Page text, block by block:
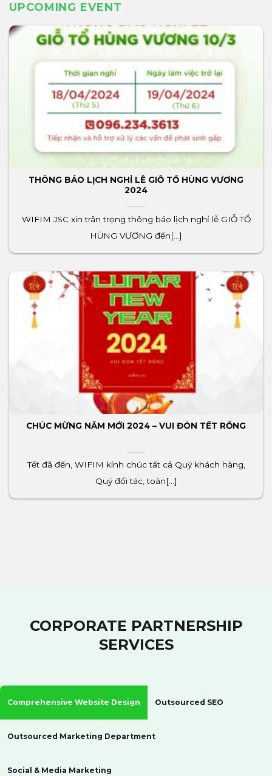
UPCOMING EVENT
THÔNG BÁO LỊCH NGHỈ LỄ GIỖ TỔ HÙNG VƯƠNG
2024
WIFIM JSC xin trân trọng thông báo lịch nghỉ lễ GIỖ TỔ
HÙNG VƯƠNG đến[...]
CHÚC MỪNG NĂM MỚI 2024 – VUI ĐÓN TẾT RỒNG
Tết đã đến, WIFIM kính chúc tất cả Quý khách hàng,
Quý đối tác, toàn[...]
CORPORATE PARTNERSHIP
SERVICES
Comprehensive Website Design Outsourced SEO
Outsourced Marketing Department
Social & Media Marketing